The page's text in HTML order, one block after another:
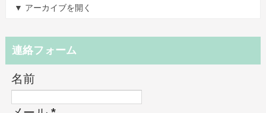
▼ アーカイブを開く
連絡フォーム
名前